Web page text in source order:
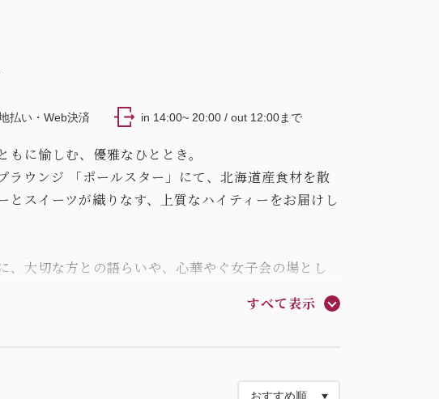
払い・Web決済 in 14:00~ 20:00 / out 12:00まで
もに愉しむ、優雅なひととき。
ラウンジ 「ポールスター」にて、北海道産食材を散
とスイーツが織りなす、上質なハイティーをお届けし
、大切な方との語らいや、心華やぐ女子会の場とし
すべて表示